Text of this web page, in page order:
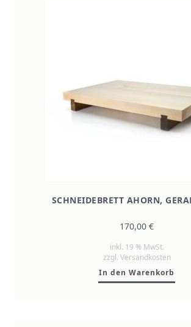
SCHNEIDEBRETT AHORN,
170,00 €
inkl. 19 % MwSt.
zzgl. Versandkosten
In den Warenkorb